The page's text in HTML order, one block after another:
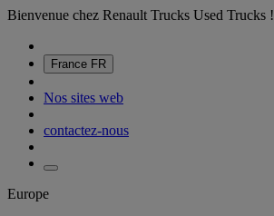
Bienvenue chez Renault Trucks Used Trucks !
France FR
Nos sites web
contactez-nous
Europe